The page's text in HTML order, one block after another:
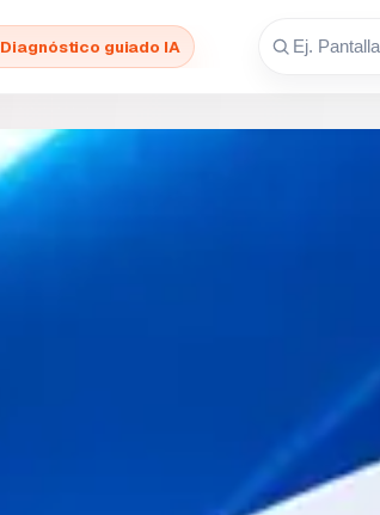
Diagnóstico guiado IA